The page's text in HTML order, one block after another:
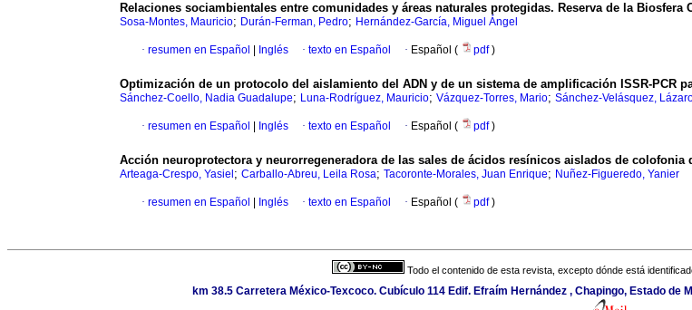
Relaciones sociambientales entre comunidades y áreas naturales protegidas. Reserva de la
Sosa-Montes, Mauricio; Durán-Ferman, Pedro; Hernández-García, Miguel Ángel
· resumen en Español Inglés · texto en Español · Español ( pdf)
Optimización de un protocolo del aislamiento del ADN y de un sistema de amplificación ISSR-PCR
Sánchez-Coello, Nadia Guadalupe; Luna-Rodríguez, Mauricio; Vázquez-Torres, Mario; Sánchez-Velásquez,
· resumen en Español Inglés · texto en Español · Español ( pdf)
Acción neuroprotectora y neurorregeneradora de las sales de ácidos resínicos aislados de colofonia
Arteaga-Crespo, Yasiel ; Carballo-Abreu, Leila Rosa; Tacoronte-Morales, Juan Enrique; Nuñez-Figueredo, Yanier
· resumen en Español Inglés · texto en Español · Español ( pdf)
Todo el contenido de esta revista, excepto dónde está
km 38.5 Carretera México-Texcoco. Cubículo 114 Edif. Efraím Hernández , Chapingo, Estado de